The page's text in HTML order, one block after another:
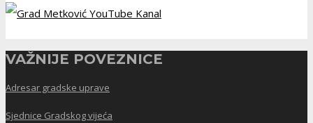
VAŽNIJE POVEZNICE
Adresar gradske uprave
Sjednice Gradskog vijeća